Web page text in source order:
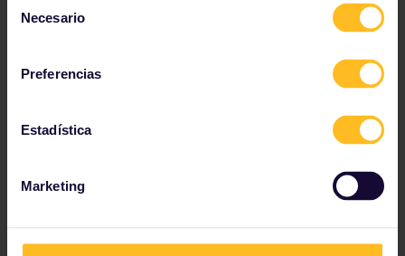
Necesario
Preferencias
Estadística
Marketing
Comunidad